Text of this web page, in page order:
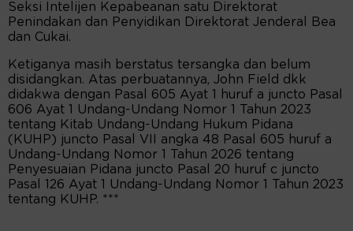
Seksi Intelijen Kepabeanan satu Direktorat
Penindakan dan Penyidikan Direktorat Jenderal Bea
dan Cukai.
Ketiganya masih berstatus tersangka dan belum
disidangkan. Atas perbuatannya, John Field dkk
didakwa dengan Pasal 605 Ayat 1 huruf a juncto Pasal
606 Ayat 1 Undang-Undang Nomor 1 Tahun 2023
tentang Kitab Undang-Undang Hukum Pidana
(KUHP) juncto Pasal VII angka 48 Pasal 605 huruf a
Undang-Undang Nomor 1 Tahun 2026 tentang
Penyesuaian Pidana juncto Pasal 20 huruf c juncto
Pasal 126 Ayat 1 Undang-Undang Nomor 1 Tahun 2023
tentang KUHP. ***